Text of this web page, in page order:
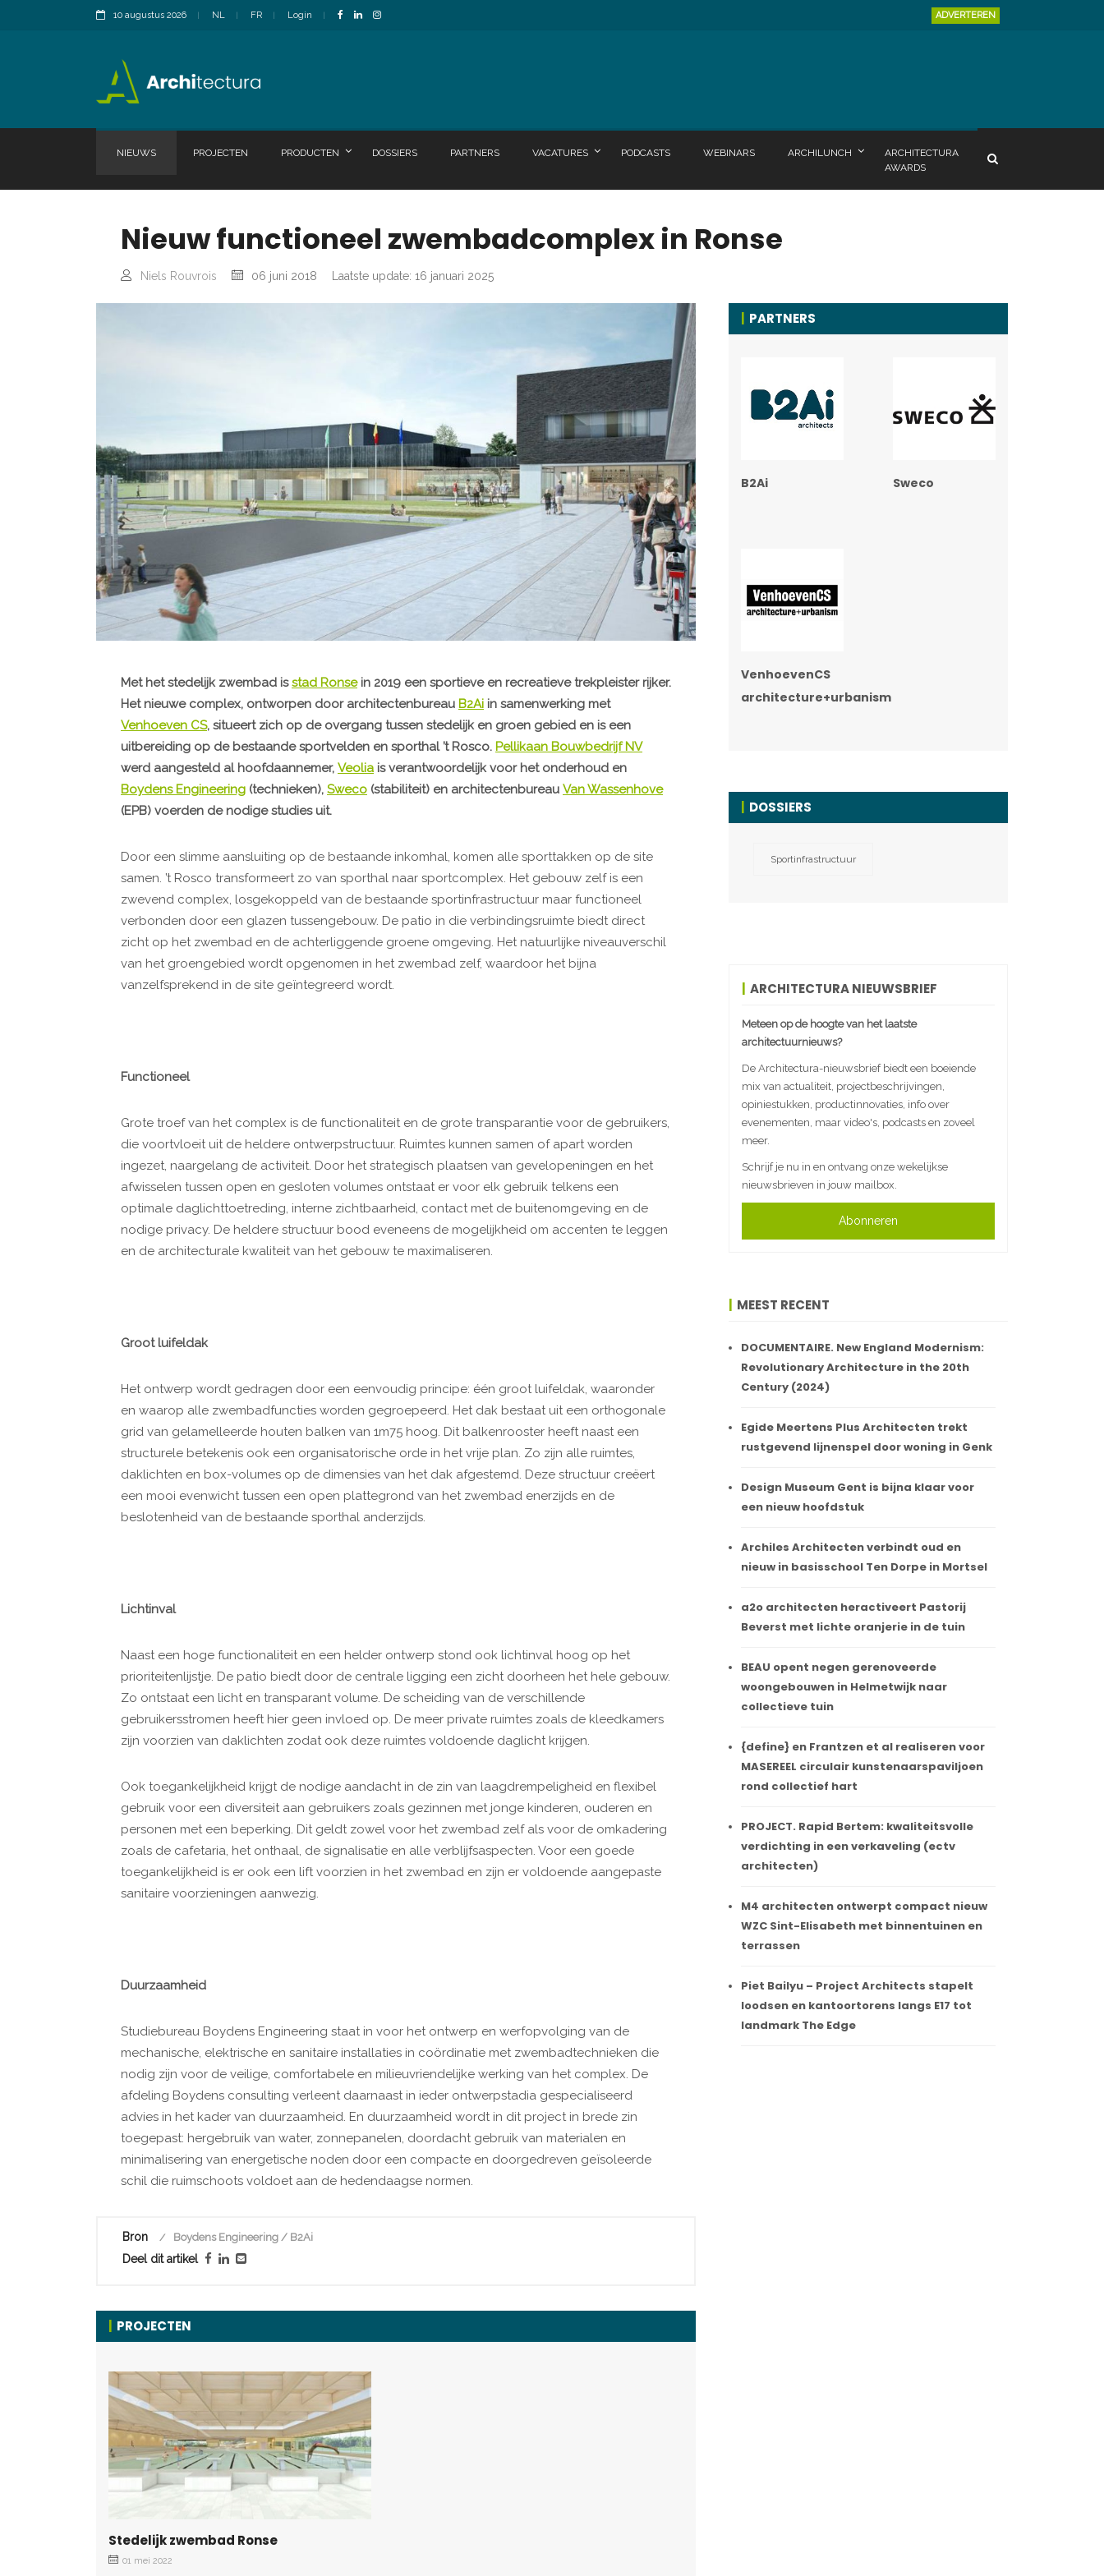
10 augustus 2026 NL FR Login ADVERTEREN
NIEUWS PROJECTEN PRODUCTEN DOSSIERS PARTNERS VACATURES PODCASTS WEBINARS ARCHILUNCH
ARCHITECTURA
AWARDS
Nieuw functioneel zwembadcomplex in Ronse
Niels Rouvrois 06 juni 2018 Laatste update: 16 januari 2025
Met het stedelijk zwembad isstad Ronsein 2019 een sportieve en recreatieve trekpleister rijker.
Het nieuwe complex, ontworpen door architectenbureau B2Ai in samenwerking met
Venhoeven CS, situeert zich op de overgang tussen stedelijk en groen gebied en is een
uitbereiding op de bestaande sportvelden en sporthal ’t Rosco. Pellikaan Bouwbedrijf NV
werd aangesteld al hoofdaannemer, Veolia is verantwoordelijk voor het onderhoud en
Boydens Engineering (technieken), Sweco (stabiliteit) en architectenbureau Van Wassenhove
(EPB) voerden de nodige studies uit.
Door een slimme aansluiting op de bestaande inkomhal, komen alle sporttakken op de site
samen. ’t Rosco transformeert zo van sporthal naar sportcomplex. Het gebouw zelf is een
zwevend complex, losgekoppeld van de bestaande sportinfrastructuur maar functioneel
verbonden door een glazen tussengebouw. De patio in die verbindingsruimte biedt direct
zicht op het zwembad en de achterliggende groene omgeving. Het natuurlijke niveauverschil
van het groengebied wordt opgenomen in het zwembad zelf, waardoor het bijna
vanzelfsprekend in de site geïntegreerd wordt.
Functioneel
Grote troef van het complex is de functionaliteit en de grote transparantie voor de gebruikers,
die voortvloeit uit de heldere ontwerpstructuur. Ruimtes kunnen samen of apart worden
ingezet, naargelang de activiteit. Door het strategisch plaatsen van gevelopeningen en het
afwisselen tussen open en gesloten volumes ontstaat er voor elk gebruik telkens een
optimale daglichttoetreding, interne zichtbaarheid, contact met de buitenomgeving en de
nodige privacy. De heldere structuur bood eveneens de mogelijkheid om accenten te leggen
en de architecturale kwaliteit van het gebouw te maximaliseren.
Groot luifeldak
Het ontwerp wordt gedragen door een eenvoudig principe: één groot luifeldak, waaronder
en waarop alle zwembadfuncties worden gegroepeerd. Het dak bestaat uit een orthogonale
grid van gelamelleerde houten balken van 1m75 hoog. Dit balkenrooster heeft naast een
structurele betekenis ook een organisatorische orde in het vrije plan. Zo zijn alle ruimtes,
daklichten en box-volumes op de dimensies van het dak afgestemd. Deze structuur creëert
een mooi evenwicht tussen een open plattegrond van het zwembad enerzijds en de
beslotenheid van de bestaande sporthal anderzijds.
Lichtinval
Naast een hoge functionaliteit en een helder ontwerp stond ook lichtinval hoog op het
prioriteitenlijstje. De patio biedt door de centrale ligging een zicht doorheen het hele gebouw.
Zo ontstaat een licht en transparant volume. De scheiding van de verschillende
gebruikersstromen heeft hier geen invloed op. De meer private ruimtes zoals de kleedkamers
zijn voorzien van daklichten zodat ook deze ruimtes voldoende daglicht krijgen.
Ook toegankelijkheid krijgt de nodige aandacht in de zin van laagdrempeligheid en flexibel
gebruik voor een diversiteit aan gebruikers zoals gezinnen met jonge kinderen, ouderen en
personen met een beperking. Dit geldt zowel voor het zwembad zelf als voor de omkadering
zoals de cafetaria, het onthaal, de signalisatie en alle verblijfsaspecten. Voor een goede
toegankelijkheid is er ook een lift voorzien in het zwembad en zijn er voldoende aangepaste
sanitaire voorzieningen aanwezig.
Duurzaamheid
Studiebureau Boydens Engineering staat in voor het ontwerp en werfopvolging van de
mechanische, elektrische en sanitaire installaties in coördinatie met zwembadtechnieken die
nodig zijn voor de veilige, comfortabele en milieuvriendelijke werking van het complex. De
afdeling Boydens consulting verleent daarnaast in ieder ontwerpstadia gespecialiseerd
advies in het kader van duurzaamheid. En duurzaamheid wordt in dit project in brede zin
toegepast: hergebruik van water, zonnepanelen, doordacht gebruik van materialen en
minimalisering van energetische noden door een compacte en doorgedreven geïsoleerde
schil die ruimschoots voldoet aan de hedendaagse normen.
Bron Boydens Engineering / B2Ai
Deel dit artikel
PROJECTEN
Stedelijk zwembad Ronse
01 mei 2022
PARTNERS
B2Ai Sweco
VenhoevenCS
architecture+urbanism
DOSSIERS
Sportinfrastructuur
ARCHITECTURA NIEUWSBRIEF
Meteen op de hoogte van het laatste
architectuurnieuws?
De Architectura-nieuwsbrief biedt een boeiende
mix van actualiteit, projectbeschrijvingen,
opiniestukken, productinnovaties, info over
evenementen, maar video's, podcasts en zoveel
meer.
Schrijf je nu in en ontvang onze wekelijkse
nieuwsbrieven in jouw mailbox.
Abonneren
MEEST RECENT
DOCUMENTAIRE. New England Modernism:
Revolutionary Architecture in the 20th
Century (2024)
Egide Meertens Plus Architecten trekt
rustgevend lijnenspel door woning in Genk
Design Museum Gent is bijna klaar voor
een nieuw hoofdstuk
Archiles Architecten verbindt oud en
nieuw in basisschool Ten Dorpe in Mortsel
a2o architecten heractiveert Pastorij
Beverst met lichte oranjerie in de tuin
BEAU opent negen gerenoveerde
woongebouwen in Helmetwijk naar
collectieve tuin
{define} en Frantzen et al realiseren voor
MASEREEL circulair kunstenaarspaviljoen
rond collectief hart
PROJECT. Rapid Bertem: kwaliteitsvolle
verdichting in een verkaveling (ectv
architecten)
M4 architecten ontwerpt compact nieuw
WZC Sint-Elisabeth met binnentuinen en
terrassen
Piet Bailyu – Project Architects stapelt
loodsen en kantoortorens langs E17 tot
landmark The Edge